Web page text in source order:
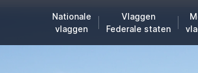
Nationale
vlaggen
Vlaggen
Federale staten